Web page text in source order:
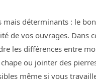
déterminants : le
de vos ouvrages. Dans
les différences entre
ou jointer des
même si vous